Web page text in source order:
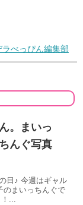
ラべっぴん編集部
。まいっ
んぐ写真
日♪ 今週はギャル
のまいっちんぐで
...